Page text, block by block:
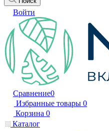
Войти
Сравнение0
Избранные товары 0
Корзина 0
Каталог